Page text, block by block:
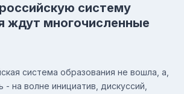
систему
ждут многочисленные
система образования не вошла, а,
- на волне инициатив, дискуссий,